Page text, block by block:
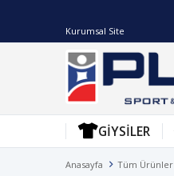
Kurumsal Site
GIYSILER
Anasayfa Tüm Ürünler